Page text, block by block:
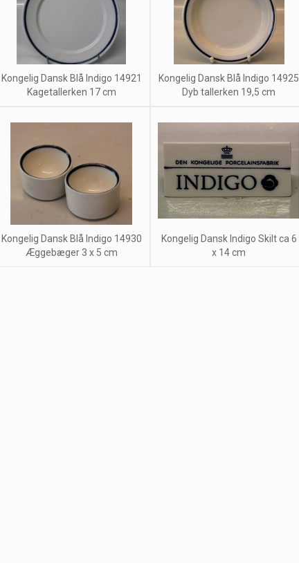
Kongelig Dansk Blå Indigo 14921
Kagetallerken 17 cm
Kongelig Dansk Blå Indigo 14925
Dyb tallerken 19,5 cm
Kongelig Dansk Blå Indigo 14930
Æggebæger 3 x 5 cm
Kongelig Dansk Indigo Skilt ca 6
x 14 cm